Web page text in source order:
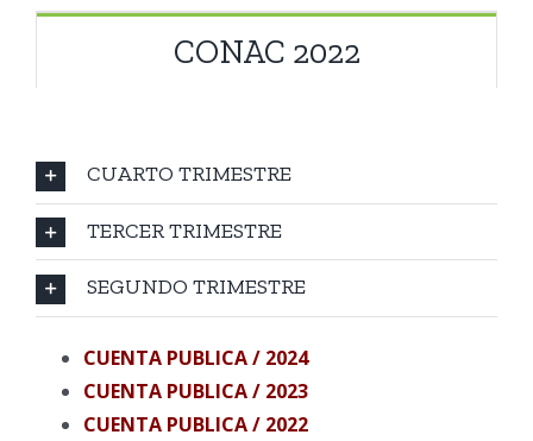
CONAC 2022
CUARTO TRIMESTRE
TERCER TRIMESTRE
SEGUNDO TRIMESTRE
CUENTA PUBLICA / 2024
CUENTA PUBLICA / 2023
CUENTA PUBLICA/ 2022